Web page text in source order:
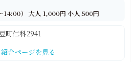
） 大人 1,000円 小人 500円
町仁科2941
介ページを見る